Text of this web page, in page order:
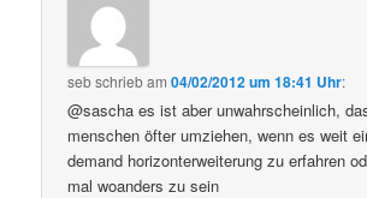
sebschriebam04/02/2012 um 18:41 Uhr:
@sascha es ist aber unwahrscheinlich,
menschen öfter umziehen, wenn es weit
demand horizonterweiterung zu erfahren
mal woanders zu sein